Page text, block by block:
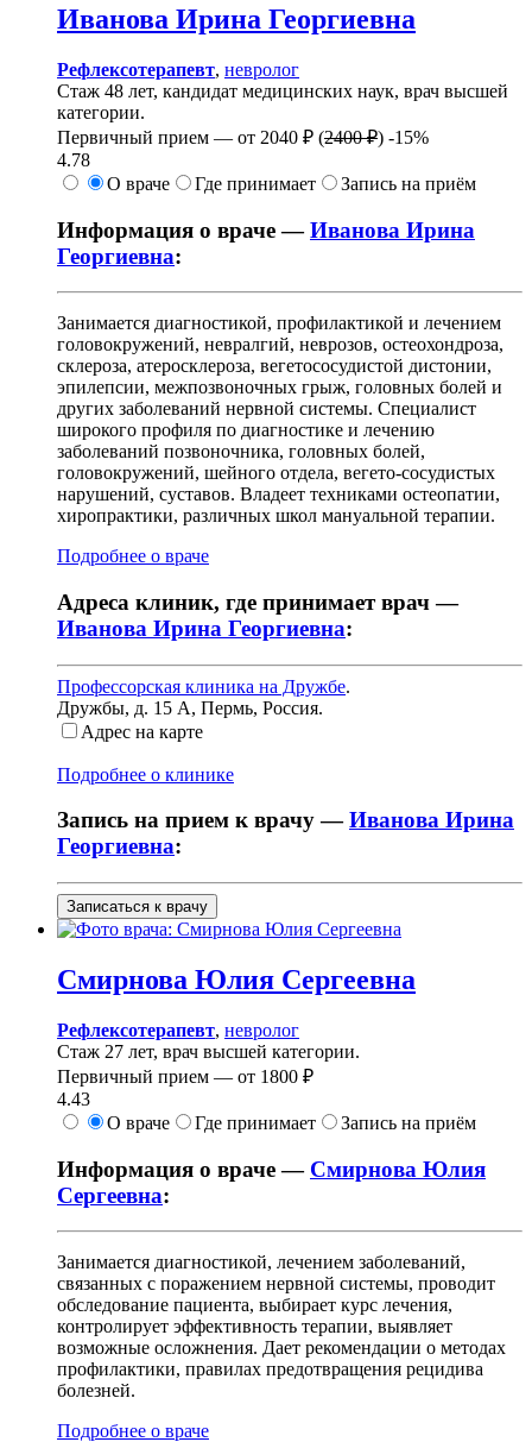
Иванова Ирина Георгиевна
Рефлексотерапевт, невролог
Стаж 48 лет, кандидат медицинских наук, врач высшей
категории.
Первичный прием — от 2040 ₽ (2400 ₽) -15%
4.78
О враче
Где принимает Запись на приём
Информация о враче —Иванова Ирина
Георгиевна:
Занимается диагностикой, профилактикой и лечением
головокружений, невралгий, неврозов, остеохондроза,
склероза, атеросклероза, вегетососудистой дистонии,
эпилепсии, межпозвоночных грыж, головных болей и
других заболеваний нервной системы. Специалист
широкого профиля по диагностике и лечению
заболеваний позвоночника, головных болей,
головокружений, шейного отдела, вегето-сосудистых
нарушений, суставов. Владеет техниками остеопатии,
хиропрактики, различных школ мануальной терапии.
Подробнее о враче
Адреса клиник, где принимает врач —
Иванова Ирина Георгиевна:
Профессорская клиника на Дружбе.
Дружбы, д. 15 А, Пермь, Россия.
Адрес на карте
Подробнее о клинике
Запись на прием к врачу —Иванова Ирина
Георгиевна:
Записаться к врачу
Смирнова Юлия Сергеевна
Рефлексотерапевт, невролог
Стаж 27 лет, врач высшей категории.
Первичный прием — от 1800 ₽
4.43
О враче
Где принимает Запись на приём
Информация о враче — Смирнова Юлия
Сергеевна:
Занимается диагностикой, лечением заболеваний,
связанных с поражением нервной системы, проводит
обследование пациента, выбирает курс лечения,
контролирует эффективность терапии, выявляет
возможные осложнения. Дает рекомендации о методах
профилактики, правилах предотвращения рецидива
болезней.
Подробнее о враче